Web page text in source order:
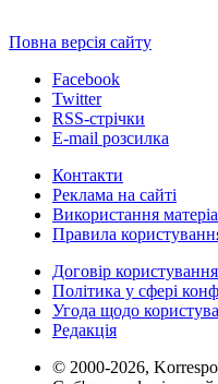
Повна версія сайту
Facebook
Twitter
RSS-стрічки
E-mail розсилка
Контакти
Реклама на сайті
Використання
Правила
Договір
Політика у сфері
Угода щодо
Редакція
© 2000-2026,